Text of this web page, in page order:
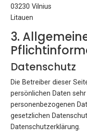
03230 Vilnius
Litauen
3.
Datenschutz
Die Betreiber dieser
persönlichen Daten
personenbezogenen
gesetzlichen
Datenschutzerklärung.